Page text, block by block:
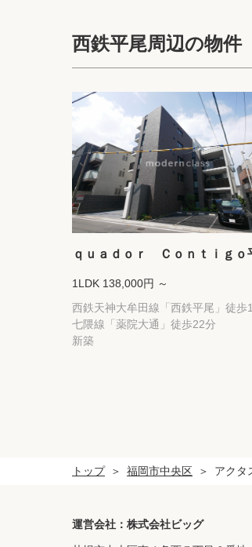
西鉄平尾周辺の物件
ｑｕａｄｏｒ Ｃｏｎｔｉｇｏ
1LDK 138,000円 ～
西鉄天神大牟田線「西鉄平尾」徒歩
七隈線「薬院大通」徒歩22分
新築
トップ 福岡市中央区 アクタ
運営会社：株式会社ビッグ